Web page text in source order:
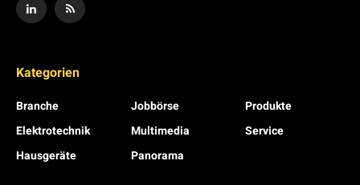
Kategorien
Branche
Elektrotechnik
Hausgeräte
Jobbörse
Multimedia
Panorama
Produkte
Service